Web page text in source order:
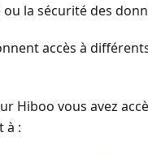
la sécurité des
accès à
Hiboo vous avez
à :